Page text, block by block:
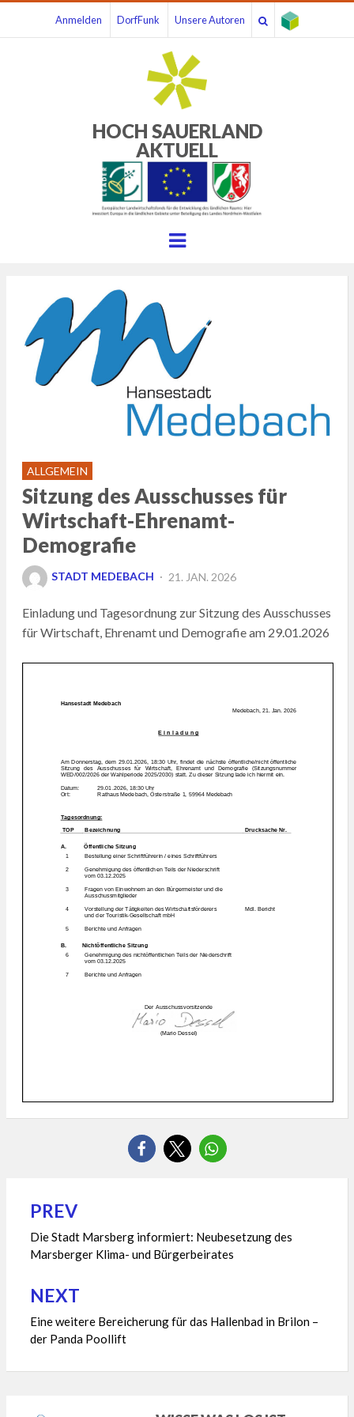
Anmelden DorfFunk Unsere Autoren
HOCH SAUERLAND
AKTUELL
Menu
ALLGEMEIN
Sitzung des Ausschusses für
Wirtschaft-Ehrenamt-
Demografie
STADT MEDEBACH
POSTED
21. JAN. 2026
Einladung und Tagesordnung zur Sitzung des Ausschusses
für Wirtschaft, Ehrenamt und Demografie am 29.01.2026
Beitragsnavigation
PREV
Die Stadt Marsberg informiert: Neubesetzung des
Marsberger Klima- und Bürgerbeirates
NEXT
Eine weitere Bereicherung für das Hallenbad in Brilon –
der Panda Poollift